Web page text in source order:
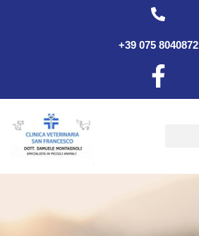
+39 075 8040872